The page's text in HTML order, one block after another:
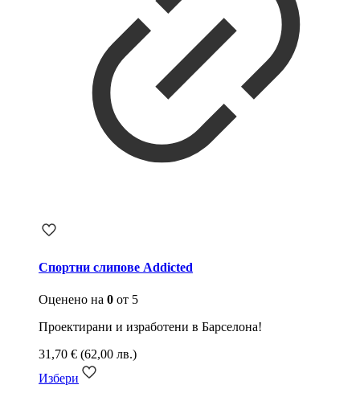
Спортни слипове Addicted
Оценено на 0 от 5
Проектирани и изработени в Барселона!
31,70 € (62,00 лв.)
Избери